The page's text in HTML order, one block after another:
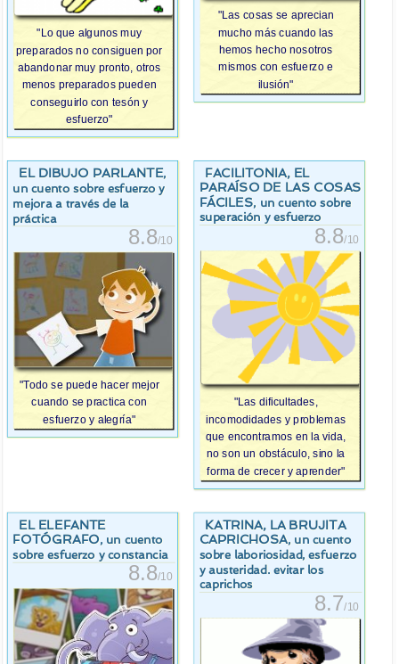
"Lo que algunos muy
preparados no consiguen por
abandonar muy pronto, otros
menos preparados pueden
conseguirlo con tesón y
esfuerzo"
"Las cosas se aprecian
mucho más cuando las
hemos hecho nosotros
mismos con esfuerzo e
ilusión"
EL DIBUJO PARLANTE,
un cuento sobre esfuerzo y
mejora a través de la
práctica
8.8/10
"Todo se puede hacer mejor
cuando se practica con
esfuerzo y alegría"
FACILITONIA, EL
PARAÍSO DE LAS COSAS
FÁCILES, un cuento sobre
superación y esfuerzo
8.8/10
"Las dificultades,
incomodidades y problemas
que encontramos en la vida,
no son un obstáculo, sino la
forma de crecer y aprender"
EL ELEFANTE
FOTÓGRAFO, un cuento
sobre esfuerzo y constancia
8.8/10
KATRINA, LA BRUJITA
CAPRICHOSA, un cuento
sobre laboriosidad, esfuerzo
y austeridad. evitar los
caprichos
8.7/10